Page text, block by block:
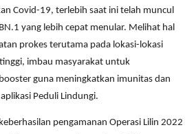
Covid-19, terlebih saat ini telah muncul
yang lebih cepat menular. Melihat hal
prokes terutama pada lokasi-lokasi
imbau masyarakat untuk
guna meningkatkan imunitas dan
Peduli Lindungi.
pengamanan Operasi Lilin 2022